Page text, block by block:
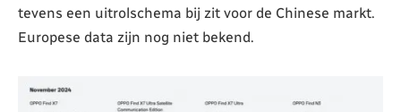
tevens een uitrolschema bij zit voor de Chinese markt.
Europese data zijn nog niet bekend.